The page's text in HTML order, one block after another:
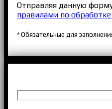
Отправляя данную
правилами по
* Обязательные для